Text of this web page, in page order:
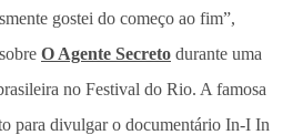
gostei do começo ao fim”,
sobre O Agente Secreto durante uma
no Festival do Rio. A famosa
para divulgar o documentário In-I In